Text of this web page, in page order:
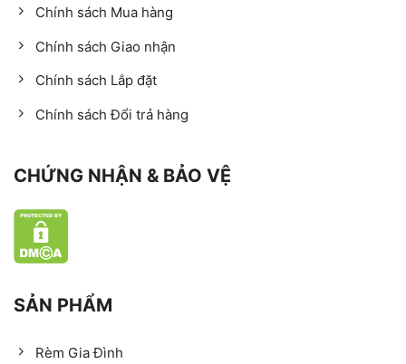
Chính sách Mua hàng
Chính sách Giao nhận
Chính sách Lắp đặt
Chính sách Đổi trả hàng
CHỨNG NHẬN & BẢO VỆ
SẢN PHẨM
Rèm Gia Đình